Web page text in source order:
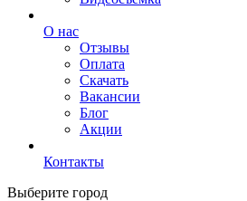
О нас
Отзывы
Оплата
Скачать
Вакансии
Блог
Акции
Контакты
Выберите город